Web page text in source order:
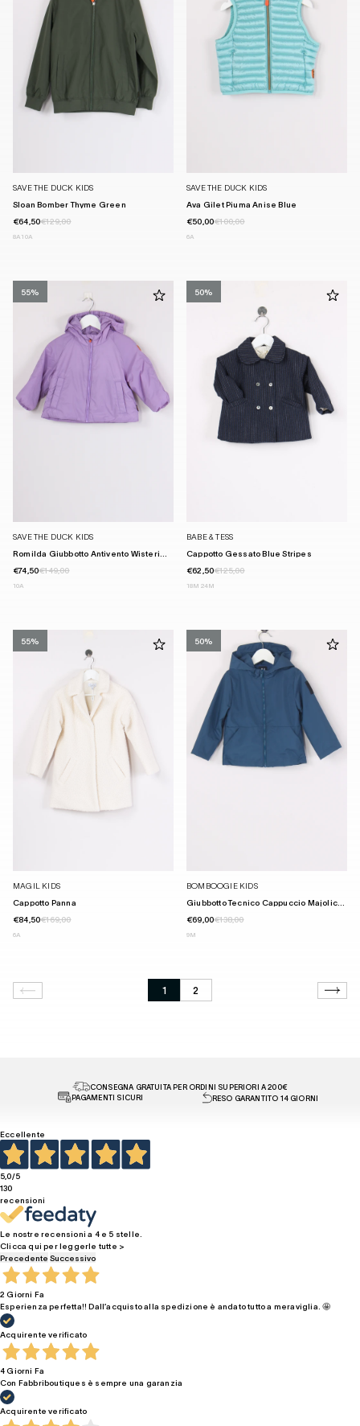
SAVE THE DUCK KIDS
Sloan Bomber Thyme Green
€64,50€129,00
8A 10A
SAVE THE DUCK KIDS
Ava Gilet Piuma Anise Blue
€50,00€100,00
6A
55%
SAVE THE DUCK KIDS
Romilda Giubbotto Antivento Wisteri...
€74,50€149,00
10A
50%
BABE & TESS
Cappotto Gessato Blue Stripes
€62,50€125,00
18M 24M
55%
MAGIL KIDS
Cappotto Panna
€84,50€169,00
6A
50%
BOMBOOGIE KIDS
Giubbotto Tecnico Cappuccio Majolic...
€69,00€138,00
9M
1 2
CONSEGNA GRATUITA PER ORDINI SUPERIORI A 200€
PAGAMENTI SICURI
RESO GARANTITO 14 GIORNI
Eccellente
5,0/5
130
recensioni
Le nostre recensioni a 4 e 5 stelle.
Clicca qui per leggerle tutte >
Precedente Successivo
2 Giorni Fa
Esperienza perfetta!! Dall’acquisto alla spedizione è andato tutto a meraviglia. 🤩
Acquirente verificato
4 Giorni Fa
Con Fabbriboutiques è sempre una garanzia
Acquirente verificato